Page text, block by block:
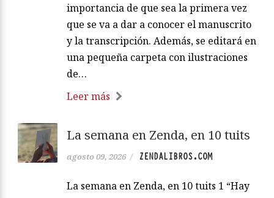
importancia de que sea la primera vez
que se va a dar a conocer el manuscrito
y la transcripción. Además, se editará en
una pequeña carpeta con ilustraciones
de…
Leer más
La semana en Zenda, en 10 tuits
agosto 09, 2026 / ZENDALIBROS.COM
La semana en Zenda, en 10 tuits 1 “Hay